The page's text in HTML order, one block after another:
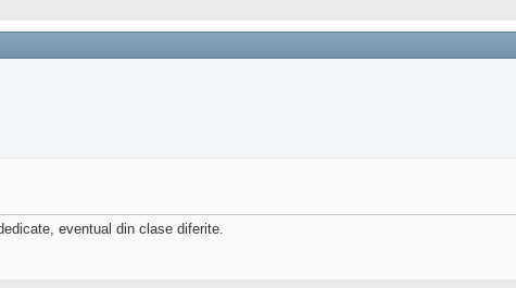
eventual din clase diferite.